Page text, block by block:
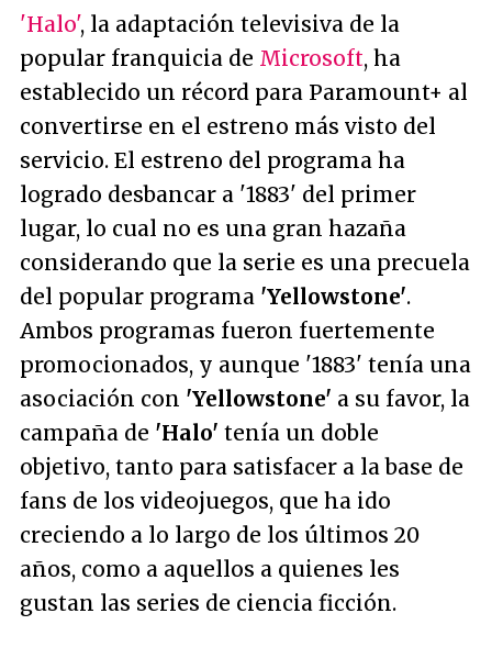
'Halo', la adaptación televisiva de la
popular franquicia de Microsoft, ha
establecido un récord para Paramount+ al
convertirse en el estreno más visto del
servicio. El estreno del programa ha
logrado desbancar a '1883' del primer
lugar, lo cual no es una gran hazaña
considerando que la serie es una precuela
del popular programa 'Yellowstone'.
Ambos programas fueron fuertemente
promocionados, y aunque '1883' tenía una
asociación con 'Yellowstone' a su favor, la
campaña de 'Halo' tenía un doble
objetivo, tanto para satisfacer a la base de
fans de los videojuegos, que ha ido
creciendo a lo largo de los últimos 20
años, como a aquellos a quienes les
gustan las series de ciencia ficción.